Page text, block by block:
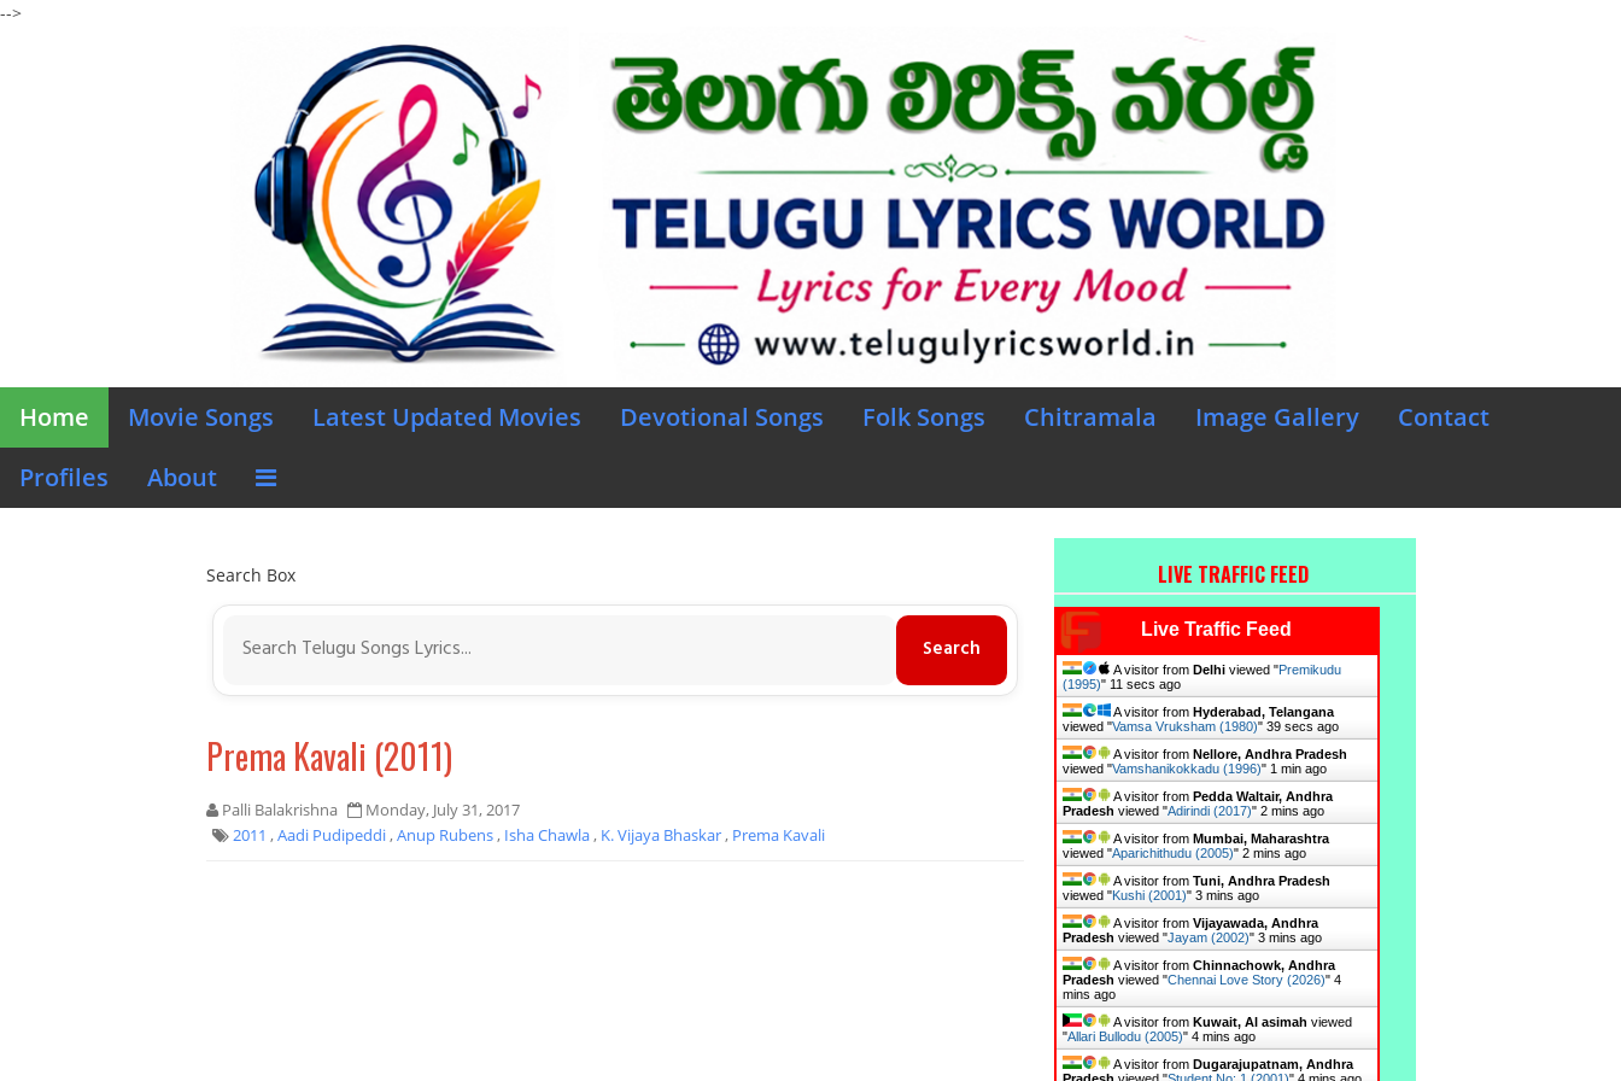
-->
Home Movie Songs Latest Updated Movies Devotional Songs Folk Songs Chitramala Image Gallery
Contact
Profiles
About
Search Box
Prema Kavali (2011)
Palli Balakrishna
Monday, July 31, 2017
2011 ,Aadi Pudipeddi,Anup Rubens, Isha Chawla, K. Vijaya Bhaskar, Prema Kavali
LIVE TRAFFIC FEED
Live Traffic Feed
A visitor from Delhiviewed "Premikudu
(1995)" 12 secs ago
A visitor from Hyderabad, Telangana
viewed "Vamsa Vruksham (1980)" 40 secs ago
A visitor from Nellore, Andhra Pradesh
viewed "Vamshanikokkadu (1996)" 1 min ago
A visitor from Pedda Waltair, Andhra
Pradesh viewed "Adirindi (2017)" 2 mins ago
A visitor from Mumbai, Maharashtra
viewed "Aparichithudu (2005)" 2 mins ago
A visitor from Tuni, Andhra Pradesh
viewed "Kushi (2001)" 3 mins ago
A visitor from Vijayawada, Andhra
Pradesh viewed "Jayam (2002)" 3 mins ago
A visitor from Chinnachowk, Andhra
Pradesh viewed "Chennai Love Story (2026)" 4
mins ago
A visitor from Kuwait, Al asimah viewed
"Allari Bullodu (2005)" 4 mins ago
A visitor from Dugarajupatnam, Andhra